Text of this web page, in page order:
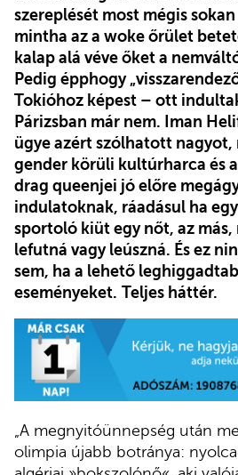
szereplését most mégis
mintha az a woke őrület
kalap alá véve őket a
Pedig épphogy
Tokióhoz képest – ott
Párizsban már nem. Iman
ügye azért szólhatott nagyot,
gender körüli kultúrharca és
drag queenjei jó előre
indulatoknak, ráadásul ha
sportoló kiüt egy nőt, az más,
lefutná vagy leúszná. És ez
sem, ha a lehető
eseményeket. Teljes háttér.
„A megnyitóünnepség után
olimpia újabb botránya: